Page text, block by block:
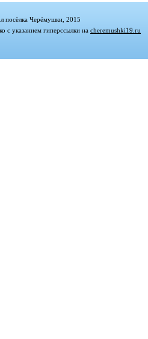
посёлка Черёмушки, 2015
с указанием гиперссылки на cheremushki19.ru